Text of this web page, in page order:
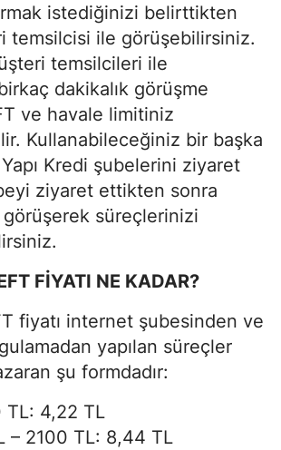
istediğinizi belirttikten
temsilcisi ile görüşebilirsiniz.
temsilcileri ile
dakikalık görüşme
ve havale limitiniz
Kullanabileceğiniz bir başka
Kredi şubelerini ziyaret
ziyaret ettikten sonra
süreçlerinizi
FİYATI NE KADAR?
fiyatı internet şubesinden ve
yapılan süreçler
şu formdadır:
TL: 4,22 TL
– 2100 TL: 8,44 TL